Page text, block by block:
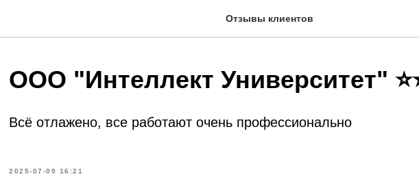
Отзывы клиентов
ООО "Интеллект Университет"
Всё отлажено, все работают очень профессионально
2025-07-09 16:21